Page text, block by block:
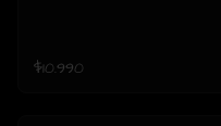
$10.990